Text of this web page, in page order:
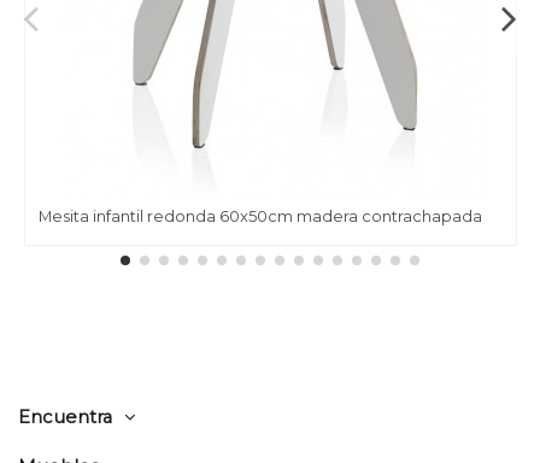
Mesita infantil redonda 60x50cm madera contrachapada
Encuentra